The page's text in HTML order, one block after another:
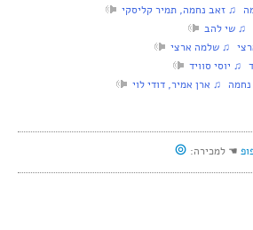
♫ זאב נחמה, תמיר קליסקי
♫ שי להב
♫ שלמה ארצי
♫ יוסי סוויד
♫ ארן אמיר, דודי לוי
☚ למכירה: ⊚